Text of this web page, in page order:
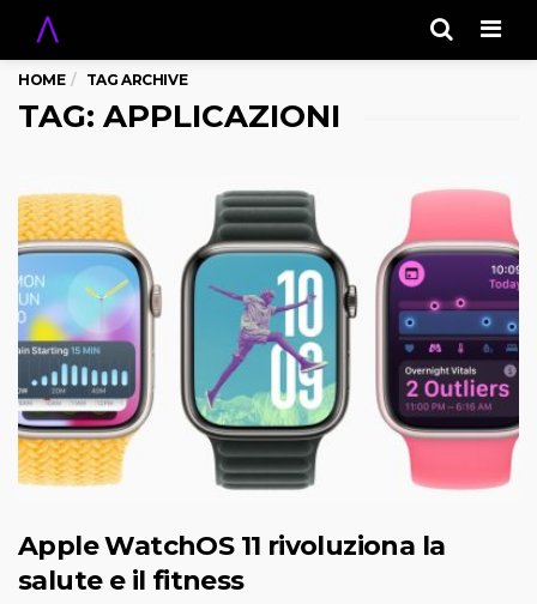
HOME TAG ARCHIVE
TAG: APPLICAZIONI
Apple WatchOS 11 rivoluziona la
salute e il fitness